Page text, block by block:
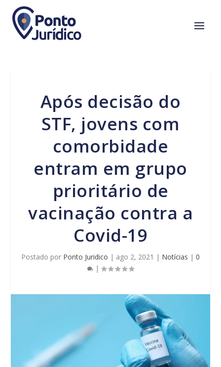
Após decisão do
STF, jovens com
comorbidade
entram em grupo
prioritário de
vacinação contra a
Covid-19
Postado por Ponto Juridico | ago 2, 2021 | Notícias | 0
|